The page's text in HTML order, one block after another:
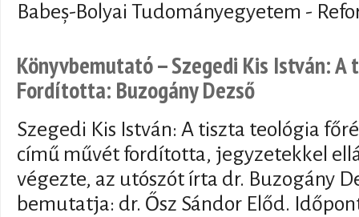
Babeș-Bolyai Tudományegyetem -
Könyvbemutató -- Szegedi Kis István:
Fordította: Buzogány Dezső
Szegedi Kis István: A tiszta teológia
című művét fordította, jegyzetekkel
végezte, az utószót írta dr. Buzogány
bemutatja: dr. Ősz Sándor Előd.